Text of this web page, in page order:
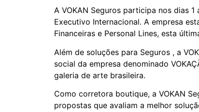
A VOKAN Seguros participa nos dias
Executivo Internacional. A empresa
Financeiras e Personal Lines, esta
Além de soluções para Seguros , a
social da empresa denominado
galeria de arte brasileira.
Como corretora boutique, a VOKAN
propostas que avaliam a melhor